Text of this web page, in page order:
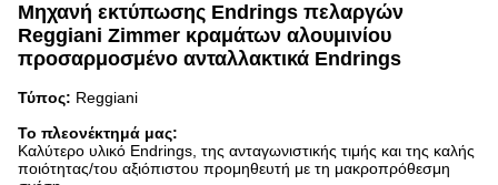
Μηχανή εκτύπωσης Endrings πελαργών
Reggiani Zimmer κραμάτων αλουμινίου
προσαρμοσμένο ανταλλακτικά Endrings
Τύπος: Reggiani
Το πλεονέκτημά μας:
Καλύτερο υλικό Endrings , της ανταγωνιστικής τιμής και της καλής
ποιότητας/του αξιόπιστου προμηθευτή με τη μακροπρόθεσμη